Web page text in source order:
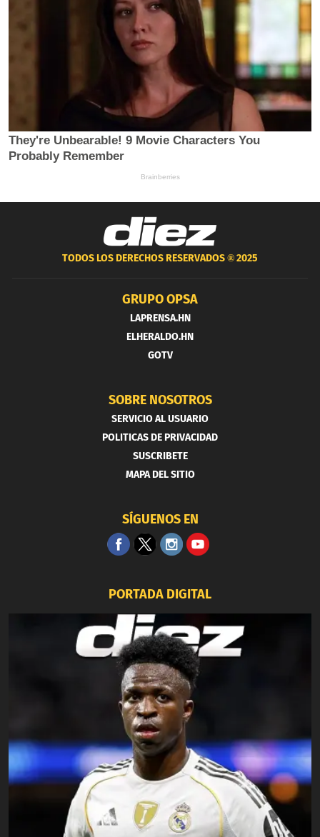
TODOS LOS DERECHOS RESERVADOS ®2025
GRUPO OPSA
LAPRENSA.HN
ELHERALDO.HN
GOTV
SOBRE NOSOTROS
SERVICIO AL USUARIO
POLITICAS DE PRIVACIDAD
SUSCRIBETE
MAPA DEL SITIO
SÍGUENOS EN
PORTADA DIGITAL